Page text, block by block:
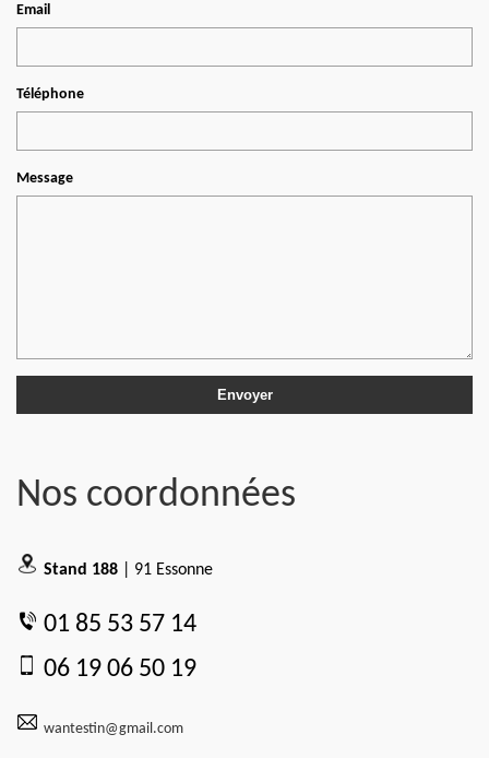
Email
Téléphone
Message
Nos coordonnées
Stand 188 | 91 Essonne
01 85 53 57 14
06 19 06 50 19
wantestin@gmail.com